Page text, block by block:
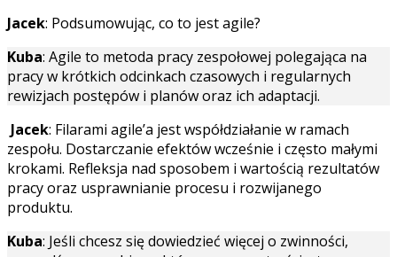
Jacek: Podsumowując, co to jest agile?
Kuba: Agile to metoda pracy zespołowej polegająca na
pracy w krótkich odcinkach czasowych i regularnych
rewizjach postępów i planów oraz ich adaptacji.
Jacek: Filarami agile’a jest współdziałanie w ramach
zespołu. Dostarczanie efektów wcześnie i często małymi
krokami. Refleksja nad sposobem i wartością rezultatów
pracy oraz usprawnianie procesu i rozwijanego
produktu.
Kuba: Jeśli chcesz się dowiedzieć więcej o zwinności,